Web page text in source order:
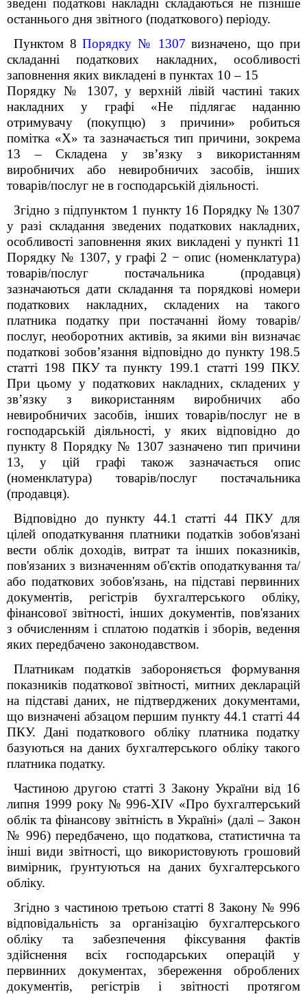
зведені податкові накладні складаються не пізніше
останнього дня звітного (податкового) періоду.
Пунктом 8 Порядку № 1307 визначено, що при
складанні податкових накладних, особливості
заповнення яких викладені в пунктах 10 – 15
Порядку № 1307, у верхній лівій частині таких
накладних у графі «Не підлягає наданню
отримувачу (покупцю) з причини» робиться
помітка «X» та зазначається тип причини, зокрема
13 – Складена у зв’язку з використанням
виробничих або невиробничих засобів, інших
товарів/послуг не в господарській діяльності.
Згідно з підпунктом 1 пункту 16 Порядку № 1307
у разі складання зведених податкових накладних,
особливості заповнення яких викладені у пункті 11
Порядку № 1307, у графі 2 − опис (номенклатура)
товарів/послуг постачальника (продавця)
зазначаються дати складання та порядкові номери
податкових накладних, складених на такого
платника податку при постачанні йому товарів/
послуг, необоротних активів, за якими він визначає
податкові зобов’язання відповідно до пункту 198.5
статті 198 ПКУ та пункту 199.1 статті 199 ПКУ.
При цьому у податкових накладних, складених у
зв’язку з використанням виробничих або
невиробничих засобів, інших товарів/послуг не в
господарській діяльності, у яких відповідно до
пункту 8 Порядку № 1307 зазначено тип причини
13, у цій графі також зазначається опис
(номенклатура) товарів/послуг постачальника
(продавця).
Відповідно до пункту 44.1 статті 44 ПКУ для
цілей оподаткування платники податків зобов'язані
вести облік доходів, витрат та інших показників,
пов'язаних з визначенням об'єктів оподаткування та/
або податкових зобов'язань, на підставі первинних
документів, регістрів бухгалтерського обліку,
фінансової звітності, інших документів, пов'язаних
з обчисленням і сплатою податків і зборів, ведення
яких передбачено законодавством.
Платникам податків забороняється формування
показників податкової звітності, митних декларацій
на підставі даних, не підтверджених документами,
що визначені абзацом першим пункту 44.1 статті 44
ПКУ. Дані податкового обліку платника податку
базуються на даних бухгалтерського обліку такого
платника податку.
Частиною другою статті 3 Закону України від 16
липня 1999 року № 996-XIV «Про бухгалтерський
облік та фінансову звітність в Україні» (далі – Закон
№ 996) передбачено, що податкова, статистична та
інші види звітності, що використовують грошовий
вимірник, ґрунтуються на даних бухгалтерського
обліку.
Згідно з частиною третьою статті 8 Закону № 996
відповідальність за організацію бухгалтерського
обліку та забезпечення фіксування фактів
здійснення всіх господарських операцій у
первинних документах, збереження оброблених
документів, регістрів і звітності протягом